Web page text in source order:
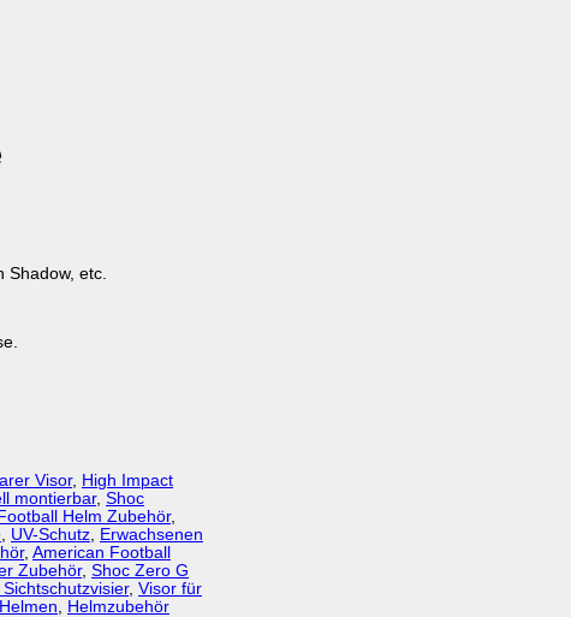
etc.
Visor, High Impact
montierbar, Shoc
Football Helm Zubehör,
UV-Schutz
Erwachsenen
, American Football
Zubehör, Shoc Zero G
, Visor für
Helmzubehör